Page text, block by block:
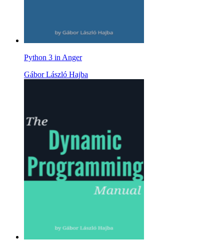
Python 3 in Anger
Gábor László Hajba